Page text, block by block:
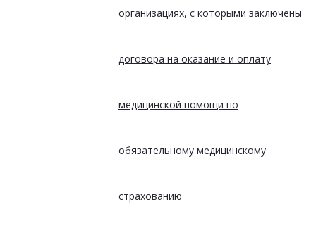
организациях, с которыми заключены
договора на оказание и оплату
медицинской помощи по
обязательному медицинскому
страхованию